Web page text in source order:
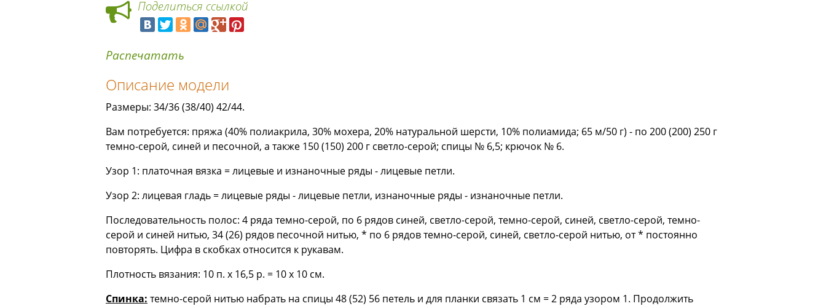
Поделиться ссылкой
Распечатать
Описание модели
Размеры: 34/36 (38/40) 42/44.
Вам потребуется: пряжа (40% полиакрила, 30% мохера, 20% натуральной шерсти, 10% полиамида; 65 м/50 г) - по 200 (200) 250 г
темно-серой, синей и песочной, а также 150 (150) 200 г светло-серой; спицы № 6,5; крючок № 6.
Узор 1: платочная вязка = лицевые и изнаночные ряды - лицевые петли.
Узор 2: лицевая гладь = лицевые ряды - лицевые петли, изнаночные ряды - изнаночные петли.
Последовательность полос: 4 ряда темно-серой, по 6 рядов синей, светло-серой, темно-серой, синей, светло-серой, темно-
серой и синей нитью, 34 (26) рядов песочной нитью, * по 6 рядов темно-серой, синей, светло-серой нитью, от * постоянно
повторять. Цифра в скобках относится к рукавам.
Плотность вязания: 10 п. х 16,5 р. = 10 х 10 см.
Спинка: темно-серой нитью набрать на спицы 48 (52) 56 петель и для планки связать 1 см = 2 ряда узором 1. Продолжить